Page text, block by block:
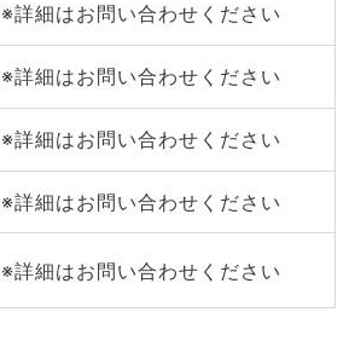
※詳細はお問い合わせください
※詳細はお問い合わせください
※詳細はお問い合わせください
※詳細はお問い合わせください
※詳細はお問い合わせください